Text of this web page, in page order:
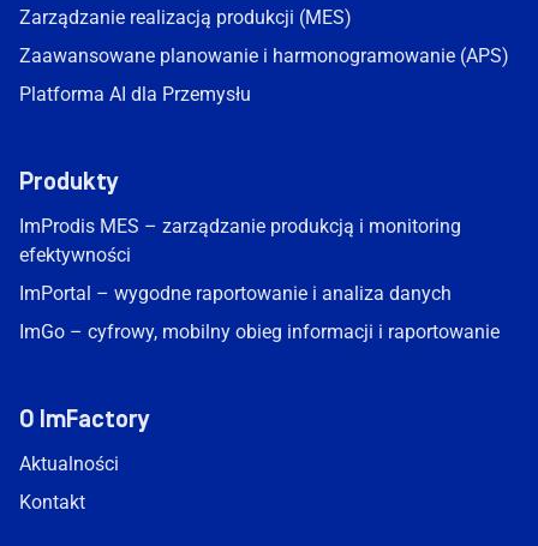
Zarządzanie realizacją produkcji (MES)
Zaawansowane planowanie i harmonogramowanie (APS)
Platforma AI dla Przemysłu
Produkty
ImProdis MES – zarządzanie produkcją i monitoring
efektywności
ImPortal – wygodne raportowanie i analiza danych
ImGo – cyfrowy, mobilny obieg informacji i raportowanie
O ImFactory
Aktualności
Kontakt